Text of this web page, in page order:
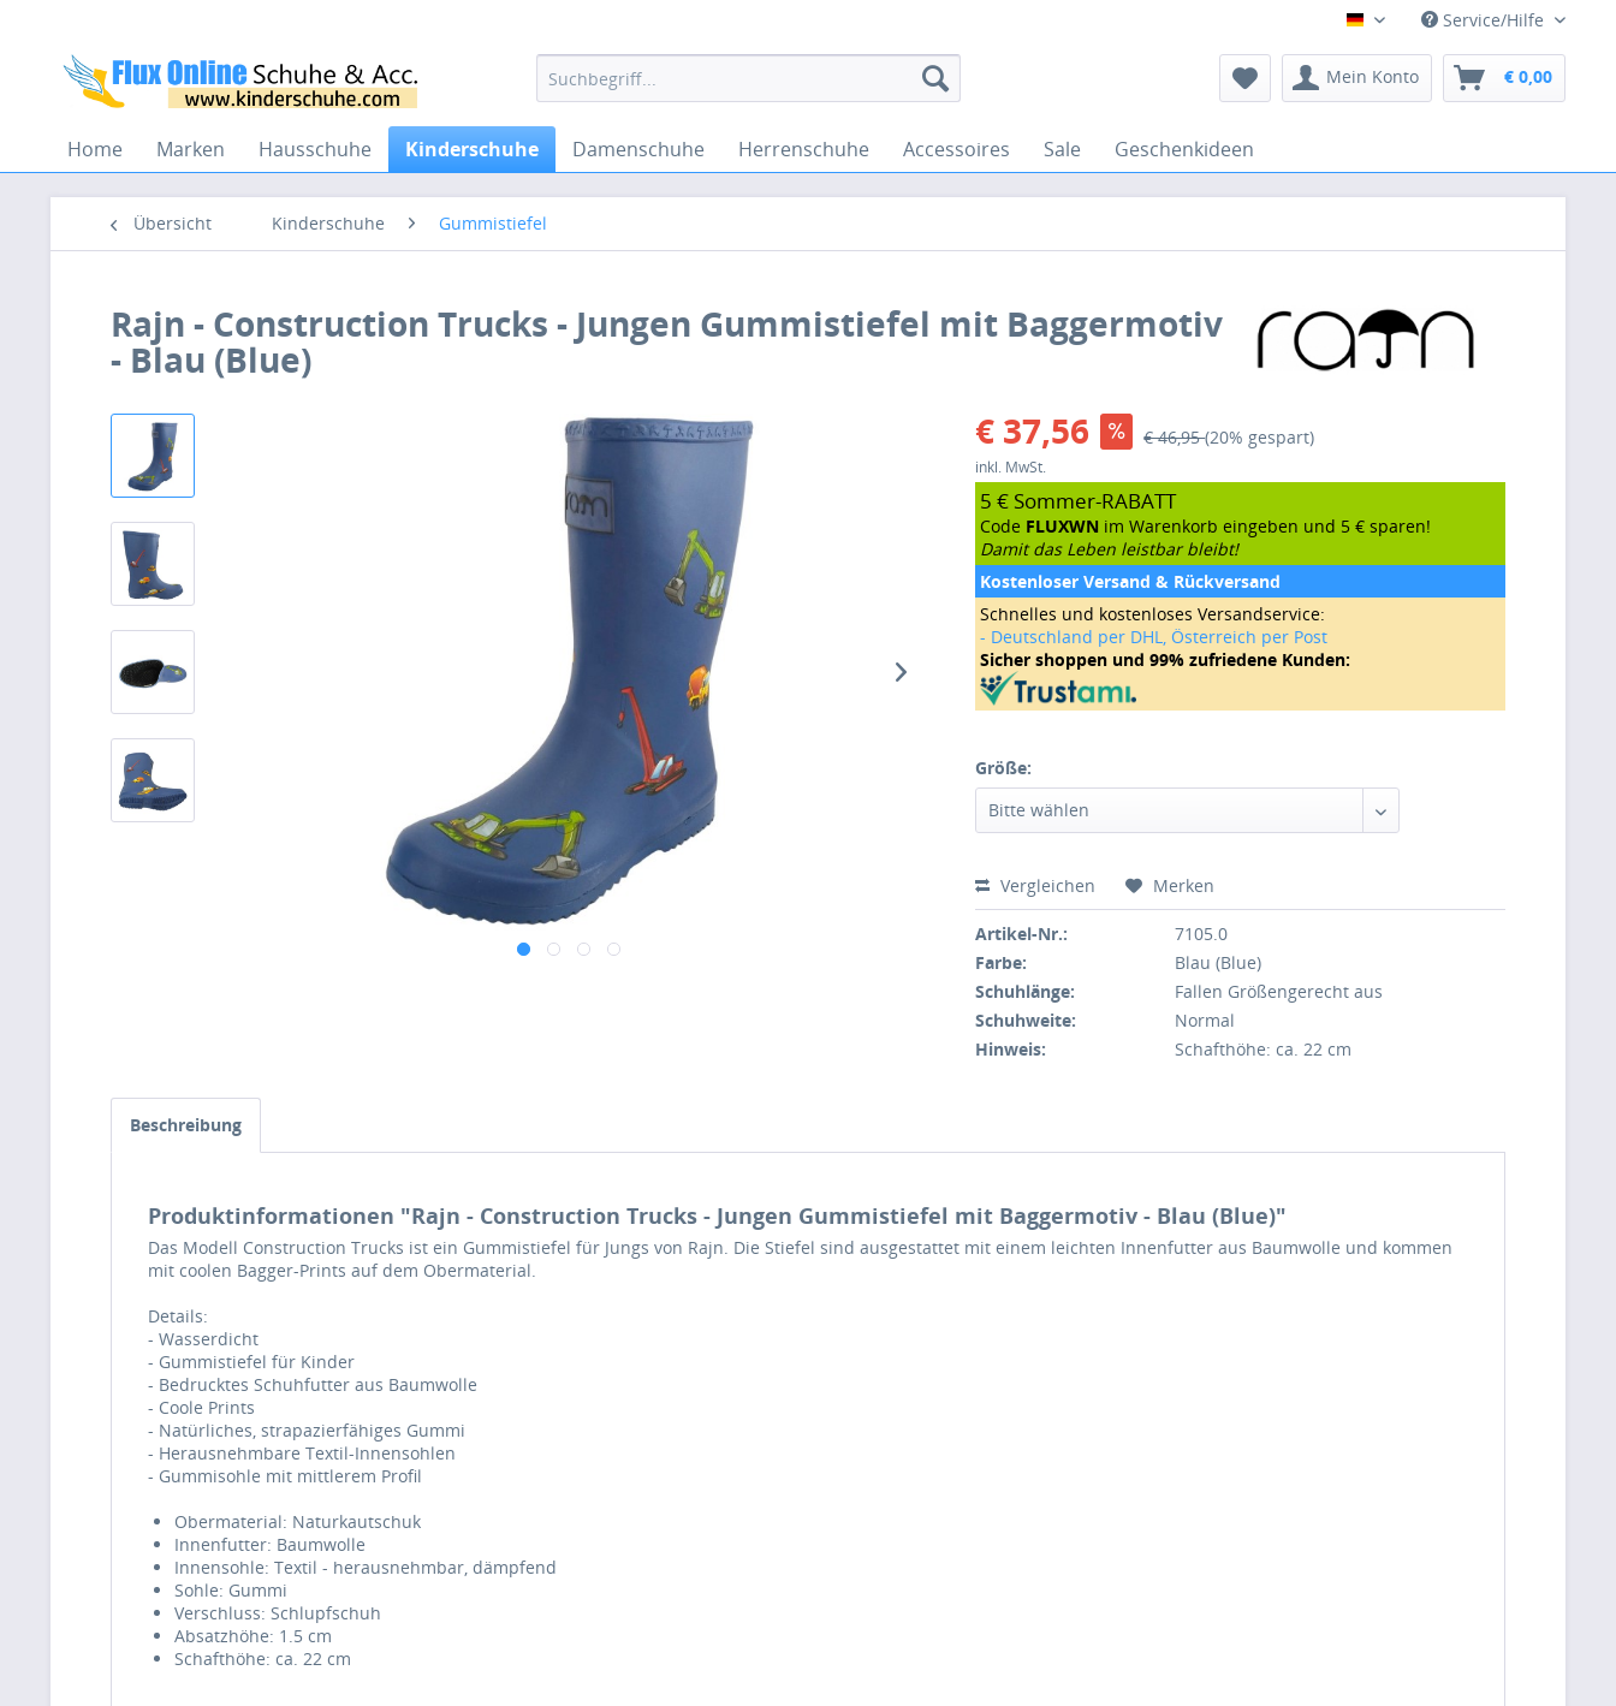
Deutsch Service/Hilfe
Mein Konto € 0,00
Home Marken Hausschuhe Kinderschuhe Damenschuhe Herrenschuhe Accessoires Sale Geschenkideen
Übersicht Kinderschuhe Gummistiefel
Rajn - Construction Trucks - Jungen Gummistiefel mit Baggermotiv
- Blau (Blue)
€ 37,56
€ 46,95(20% gespart)
inkl. MwSt.
5 € Sommer-RABATT
Code FLUXWN im Warenkorb eingeben und 5 € sparen!
Damit das Leben leistbar bleibt!
Kostenloser Versand & Rückversand
Schnelles und kostenloses Versandservice:
- Deutschland per DHL, Österreich per Post
Sicher shoppen und 99% zufriedene Kunden:
Größe:
Vergleichen Merken
Artikel-Nr.:
7105.0
Farbe:
Blau (Blue)
Schuhlänge:
Fallen Größengerecht aus
Schuhweite:
Normal
Hinweis:
Schafthöhe: ca. 22 cm
Beschreibung
Produktinformationen "Rajn - Construction Trucks - Jungen Gummistiefel mit Baggermotiv - Blau (Blue)"
Das Modell Construction Trucks ist ein Gummistiefel für Jungs von Rajn. Die Stiefel sind ausgestattet mit einem leichten Innenfutter aus Baumwolle und kommen
mit coolen Bagger-Prints auf dem Obermaterial.
Details:
- Wasserdicht
- Gummistiefel für Kinder
- Bedrucktes Schuhfutter aus Baumwolle
- Coole Prints
- Natürliches, strapazierfähiges Gummi
- Herausnehmbare Textil-Innensohlen
- Gummisohle mit mittlerem Profil
Obermaterial: Naturkautschuk
Innenfutter: Baumwolle
Innensohle: Textil - herausnehmbar, dämpfend
Sohle: Gummi
Verschluss: Schlupfschuh
Absatzhöhe: 1.5 cm
Schafthöhe: ca. 22 cm